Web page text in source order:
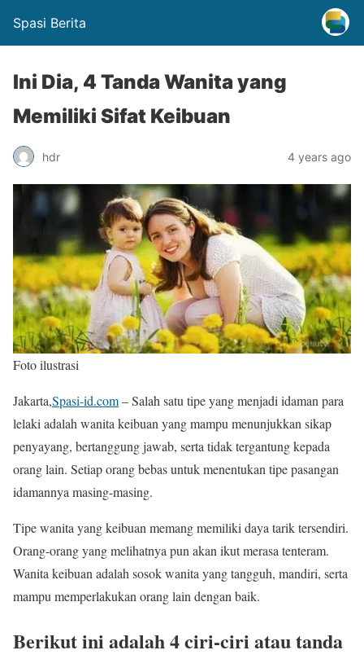
Spasi Berita
Ini Dia, 4 Tanda Wanita yang
Memiliki Sifat Keibuan
hdr 4 years ago
Foto ilustrasi
Jakarta,Spasi-id.com– Salah satu tipe yang menjadi idaman para
lelaki adalah wanita keibuan yang mampu menunjukkan sikap
penyayang, bertanggung jawab, serta tidak tergantung kepada
orang lain. Setiap orang bebas untuk menentukan tipe pasangan
idamannya masing-masing.
Tipe wanita yang keibuan memang memiliki daya tarik tersendiri.
Orang-orang yang melihatnya pun akan ikut merasa tenteram.
Wanita keibuan adalah sosok wanita yang tangguh, mandiri, serta
mampu memperlakukan orang lain dengan baik.
Berikut ini adalah 4 ciri-ciri atau tanda